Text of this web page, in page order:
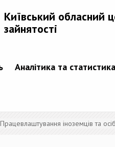
Київський обласний
зайнятості
Аналітика та статистика
Працевлаштування іноземців та